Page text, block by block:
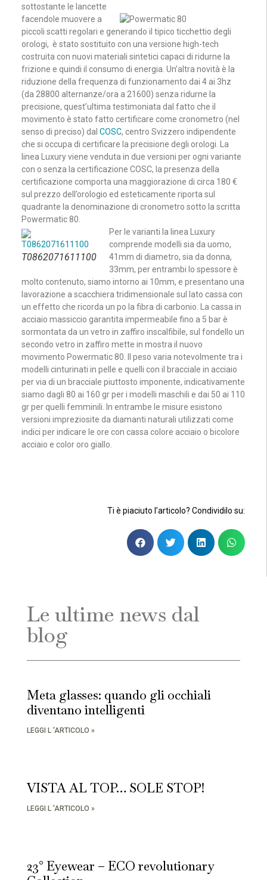
sottostante le lancette
facendole muovere a
piccoli scatti regolari e generando il tipico ticchettio degli
orologi, è stato sostituito con una versione high-tech
costruita con nuovi materiali sintetici capaci di ridurne la
frizione e quindi il consumo di energia. Un’altra novità è la
riduzione della frequenza di funzionamento dai 4 ai 3hz
(da 28800 alternanze/ora a 21600) senza ridurne la
precisione, quest’ultima testimoniata dal fatto che il
movimento è stato fatto certificare come cronometro (nel
senso di preciso) dal COSC, centro Svizzero indipendente
che si occupa di certificare la precisione degli orologi. La
linea Luxury viene venduta in due versioni per ogni variante
con o senza la certificazione COSC, la presenza della
certificazione comporta una maggiorazione di circa 180 €
sul prezzo dell’orologio ed esteticamente riporta sul
quadrante la denominazione di cronometro sotto la scritta
Powermatic 80.
T0862071611100
Per le varianti la linea Luxury
comprende modelli sia da uomo,
41mm di diametro, sia da donna,
33mm, per entrambi lo spessore è
molto contenuto, siamo intorno ai 10mm, e presentano una
lavorazione a scacchiera tridimensionale sul lato cassa con
un effetto che ricorda un po la fibra di carbonio. La cassa in
acciaio massiccio garantita impermeabile fino a 5 bar è
sormontata da un vetro in zaffiro inscalfibile, sul fondello un
secondo vetro in zaffiro mette in mostra il nuovo
movimento Powermatic 80. Il peso varia notevolmente tra i
modelli cinturinati in pelle e quelli con il bracciale in acciaio
per via di un bracciale piuttosto imponente, indicativamente
siamo dagli 80 ai 160 gr per i modelli maschili e dai 50 ai 110
gr per quelli femminili. In entrambe le misure esistono
versioni impreziosite da diamanti naturali utilizzati come
indici per indicare le ore con cassa colore acciaio o bicolore
acciaio e color oro giallo.
Ti è piaciuto l’articolo? Condividilo su:
Le ultime news dal
blog
Meta glasses: quando gli occhiali
diventano intelligenti
LEGGI L 'ARTICOLO »
VISTA AL TOP… SOLE STOP!
LEGGI L 'ARTICOLO »
23° Eyewear – ECO revolutionary